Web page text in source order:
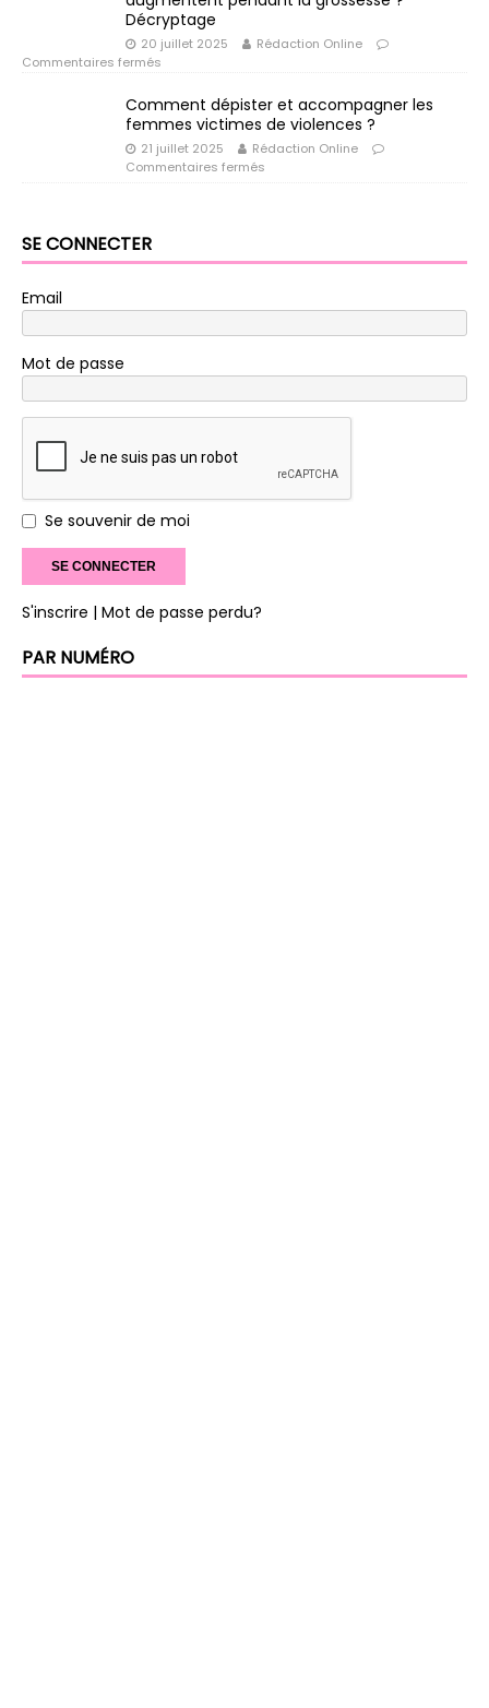
Décryptage
20 juillet 2025
Rédaction Online
Commentaires fermés
Comment dépister et accompagner les
femmes victimes de violences ?
21 juillet 2025
Rédaction Online
Commentaires fermés
SE CONNECTER
Email
Mot de passe
Se souvenir de moi
S'inscrire | Mot de passe perdu?
PAR NUMÉRO